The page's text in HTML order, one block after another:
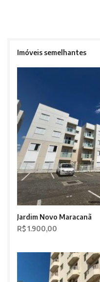
Imóveis semelhantes
Jardim Novo Maracanã
R$ 1.900,00